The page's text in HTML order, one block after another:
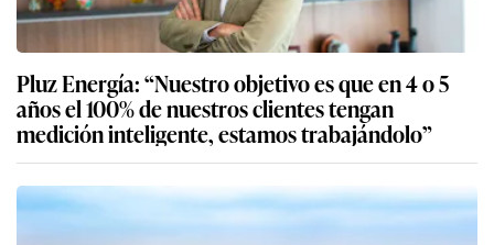
Pluz Energía: “Nuestro objetivo es que en 4 o 5
años el 100% de nuestros clientes tengan
medición inteligente, estamos trabajándolo”